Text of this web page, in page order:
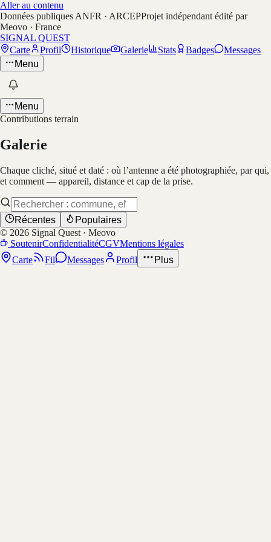
Aller au contenu
Données publiques ANFR · ARCEPProjet indépendant édité par
Meovo · France
SIGNAL QUEST
Carte
Profil Historique Galerie Stats Badges
Messages
Menu
Menu
Contributions terrain
Galerie
Chaque cliché, situé et daté : où l’antenne a été photographiée, par qui,
et comment — appareil, distance et cap de la prise.
Récentes
Populaires
© 2026 Signal Quest · Meovo
SoutenirConfidentialitéCGVMentions légales
Carte
Fil Messages Profil Plus